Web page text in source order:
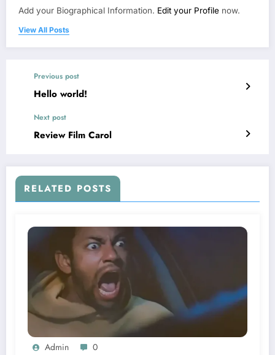
Add your Biographical Information. Edit your Profile now.
View All Posts
Previous post
Hello world!
Next post
Review Film Carol
RELATED POSTS
Admin 0